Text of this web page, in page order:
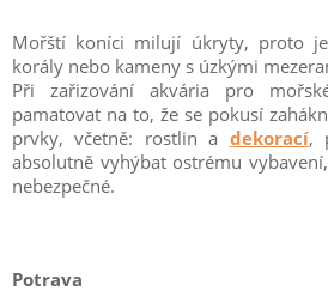
Mořští koníci milují úkryty, proto
korály nebo kameny s úzkými
Při zařizování akvária pro
pamatovat na to, že se pokusí
prvky, včetně: rostlin a dekorací,
absolutně vyhýbat ostrému
nebezpečné.
Potrava